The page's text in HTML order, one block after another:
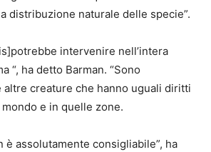
distribuzione naturale delle specie”.
intervenire nell’intera
“, ha detto Barman. “Sono
altre creature che hanno uguali diritti
e in quelle zone.
è assolutamente consigliabile”, ha